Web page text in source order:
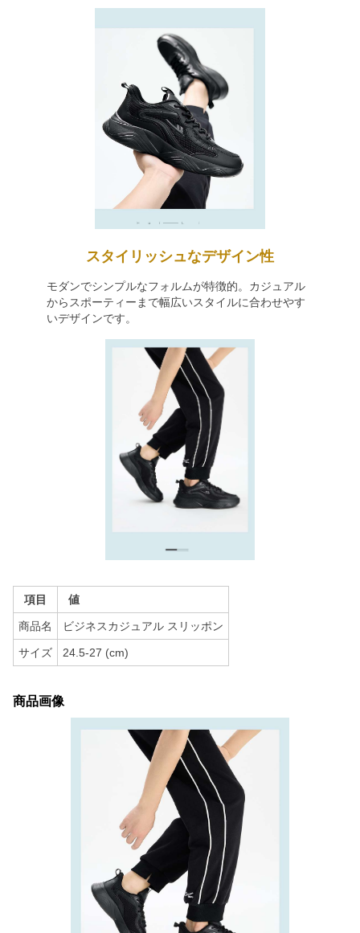
スタイリッシュなデザイン性
モダンでシンプルなフォルムが特徴的。カジュアル
からスポーティーまで幅広いスタイルに合わせやす
いデザインです。
項目 値
商品名 ビジネスカジュアル スリッポン
サイズ 24.5-27 (cm)
商品画像